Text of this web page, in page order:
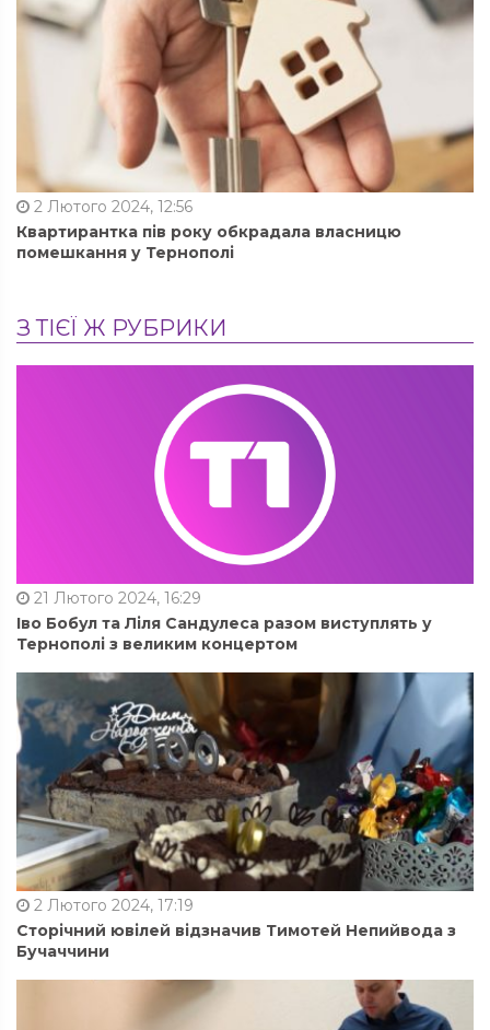
2 Лютого 2024, 12:56
Квартирантка пів року обкрадала власницю
помешкання у Тернополі
З ТІЄЇ Ж РУБРИКИ
21 Лютого 2024, 16:29
Іво Бобул та Ліля Сандулеса разом виступлять у
Тернополі з великим концертом
2 Лютого 2024, 17:19
Сторічний ювілей відзначив Тимотей Непийвода з
Бучаччини